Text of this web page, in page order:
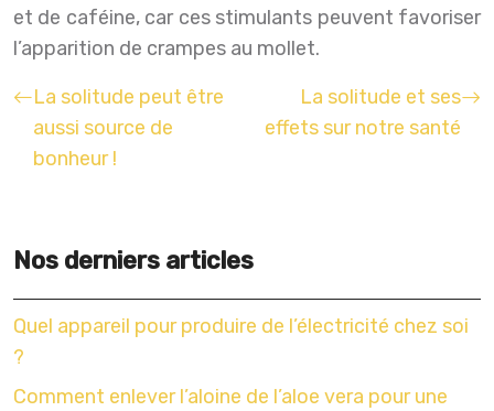
et de caféine, car ces stimulants peuvent favoriser
l’apparition de crampes au mollet.
La solitude peut être
aussi source de
bonheur !
La solitude et ses
effets sur notre santé
Nos derniers articles
Quel appareil pour produire de l’électricité chez soi
?
Comment enlever l’aloine de l’aloe vera pour une